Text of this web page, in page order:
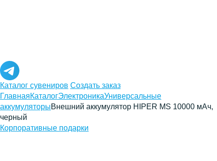
Каталог сувениров Создать заказ
ГлавнаяКаталогЭлектроникаУниверсальные
аккумуляторыВнешний аккумулятор HIPER MS 10000 мАч,
черный
Корпоративные подарки